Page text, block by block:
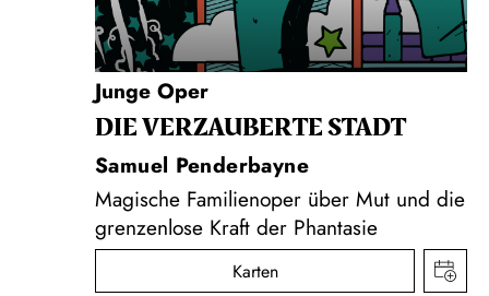
Junge Oper
DIE VERZAUBERTE STADT
Samuel Penderbayne
Magische Familienoper über Mut und die
grenzenlose Kraft der Phantasie
Karten